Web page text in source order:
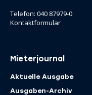
Telefon: 040 87979-0
Kontaktformular
Mieterjournal
Aktuelle Ausgabe
Ausgaben-Archiv